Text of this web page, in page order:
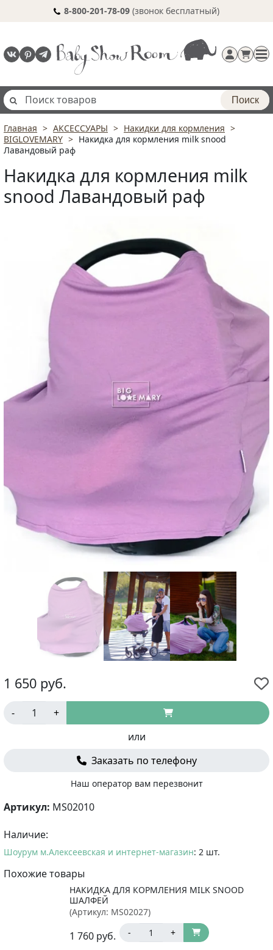
8-800-201-78-09 (звонок бесплатный)
Регистрация
Поиск
Главная АКСЕССУАРЫ
Накидки для кормления
BIGLOVEMARY
Накидка для кормления milk snood
Лавандовый раф
Накидка для кормления milk
snood Лавандовый раф
1 650 руб.
-
+
или
Заказать по телефону
Наш оператор вам перезвонит
Артикул: MS02010
Наличие:
Шоурум м.Алексеевская и интернет-магазин: 2 шт.
Похожие товары
НАКИДКА ДЛЯ КОРМЛЕНИЯ MILK SNOOD
ШАЛФЕЙ
(Артикул: MS02027)
1 760 руб. - +